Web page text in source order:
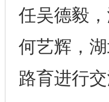
任吴德毅
何艺辉，
路育进行交